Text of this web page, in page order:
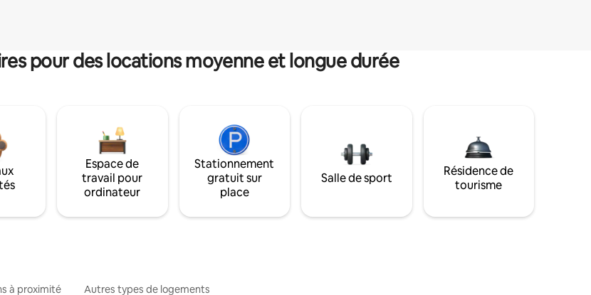
pour des locations moyenne et longue durée
Espace de
travail pour
ordinateur
Stationnement
gratuit sur
place
Salle de sport
Résidence de
tourisme
à proximité Autres types de logements